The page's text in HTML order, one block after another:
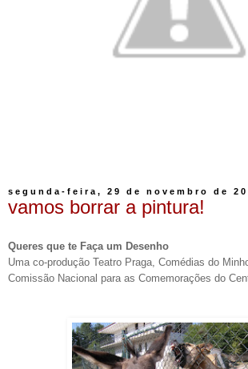
segunda-feira, 29 de novembro de
vamos borrar a pintura!
Queres que te Faça um Desenho
Uma co-produção Teatro Praga, Comédias do
Comissão Nacional para as Comemorações do